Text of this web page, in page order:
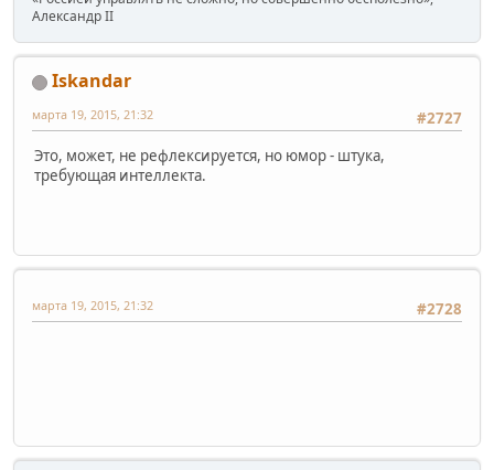
Александр II
Iskandar
#2727
марта 19, 2015, 21:32
Это, может, не рефлексируется, но юмор - штука,
требующая интеллекта.
#2728
марта 19, 2015, 21:32